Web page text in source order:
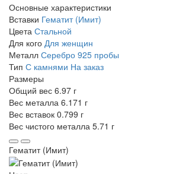
Основные характеристики
Вставки Гематит (Имит)
Цвета Стальной
Для кого Для женщин
Металл Серебро 925 пробы
Тип С камнями На заказ
Размеры
Общий вес 6.97 г
Вес металла 6.171 г
Вес вставок 0.799 г
Вес чистого металла 5.71 г
Гематит (Имит)